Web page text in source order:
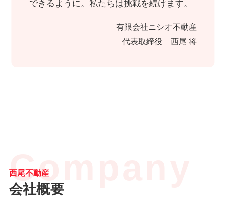
できるように。私たちは挑戦を続けます。
有限会社ニシオ不動産
代表取締役 西尾 将
Company
西尾不動産
会社概要